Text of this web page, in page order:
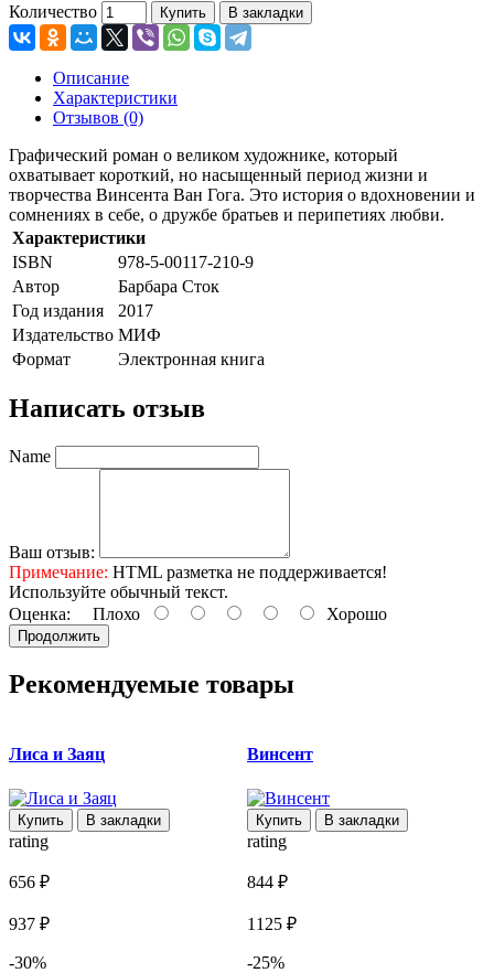
Количество Купить В закладки
Описание
Характеристики
Отзывов (0)
Графический роман о великом художнике, который
охватывает короткий, но насыщенный период жизни и
творчества Винсента Ван Гога. Это история о вдохновении и
сомнениях в себе, о дружбе братьев и перипетиях любви.
Характеристики
ISBN
978-5-00117-210-9
Автор
Барбара Сток
Год издания
2017
Издательство МИФ
Формат
Электронная книга
Написать отзыв
Name
Ваш отзыв:
Примечание: HTML разметка не поддерживается!
Используйте обычный текст.
Оценка: Плохо Хорошо
Продолжить
Рекомендуемые товары
Лиса и Заяц
Купить В закладки
rating
656 ₽
937 ₽
-30%
Винсент
Купить В закладки
rating
844 ₽
1125 ₽
-25%